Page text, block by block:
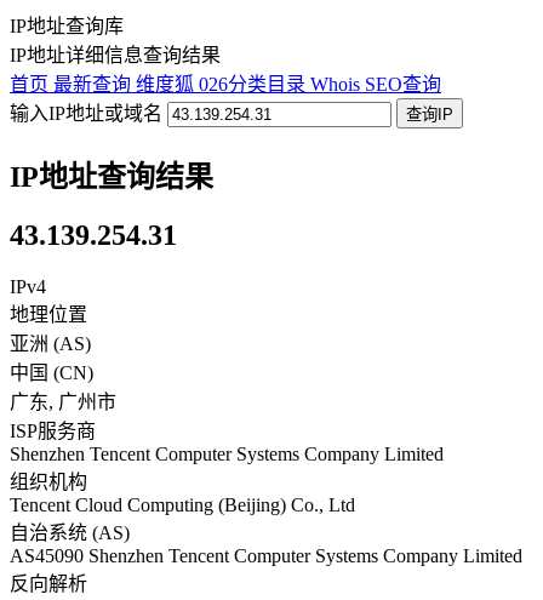
IP地址查询库
IP地址详细信息查询结果
首页 最新查询 维度狐 026分类目录 Whois SEO查询
输入IP地址或域名
查询IP
IP地址查询结果
43.139.254.31
IPv4
地理位置
亚洲 (AS)
中国 (CN)
广东, 广州市
ISP服务商
Shenzhen Tencent Computer Systems Company Limited
组织机构
Tencent Cloud Computing (Beijing) Co., Ltd
自治系统 (AS)
AS45090 Shenzhen Tencent Computer Systems Company Limited
反向解析